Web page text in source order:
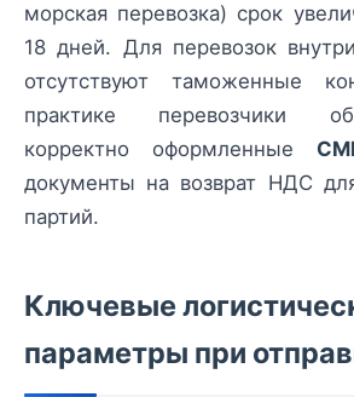
морская перевозка) срок
18 дней. Для перевозок
отсутствуют таможенные
практике перевозчики
корректно оформленные
документы на возврат НДС
партий.
Ключевые
параметры при